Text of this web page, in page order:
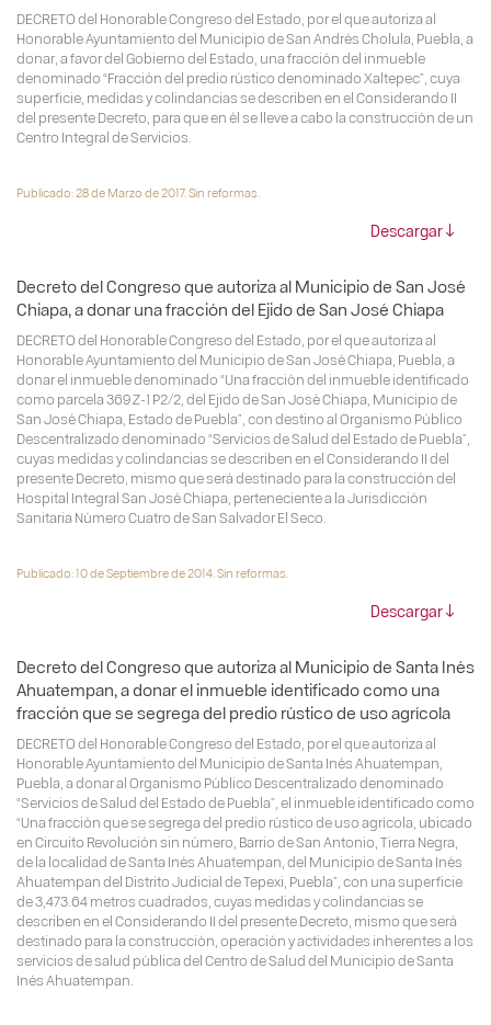
DECRETO del Honorable Congreso del Estado, por el que autoriza al
Honorable Ayuntamiento del Municipio de San Andrés Cholula, Puebla, a
donar, a favor del Gobierno del Estado, una fracción del inmueble
denominado “Fracción del predio rústico denominado Xaltepec”, cuya
superficie, medidas y colindancias se describen en el Considerando II
del presente Decreto, para que en él se lleve a cabo la construcción de un
Centro Integral de Servicios.
Publicado: 28 de Marzo de 2017. Sin reformas.
Descargar
Decreto del Congreso que autoriza al Municipio de San José
Chiapa, a donar una fracción del Ejido de San José Chiapa
DECRETO del Honorable Congreso del Estado, por el que autoriza al
Honorable Ayuntamiento del Municipio de San José Chiapa, Puebla, a
donar el inmueble denominado “Una fracción del inmueble identificado
como parcela 369 Z-1 P2/2, del Ejido de San José Chiapa, Municipio de
San José Chiapa, Estado de Puebla”, con destino al Organismo Público
Descentralizado denominado “Servicios de Salud del Estado de Puebla”,
cuyas medidas y colindancias se describen en el Considerando II del
presente Decreto, mismo que será destinado para la construcción del
Hospital Integral San José Chiapa, perteneciente a la Jurisdicción
Sanitaria Número Cuatro de San Salvador El Seco.
Publicado: 10 de Septiembre de 2014. Sin reformas.
Descargar
Decreto del Congreso que autoriza al Municipio de Santa Inés
Ahuatempan, a donar el inmueble identificado como una
fracción que se segrega del predio rústico de uso agrícola
DECRETO del Honorable Congreso del Estado, por el que autoriza al
Honorable Ayuntamiento del Municipio de Santa Inés Ahuatempan,
Puebla, a donar al Organismo Público Descentralizado denominado
“Servicios de Salud del Estado de Puebla”, el inmueble identificado como
“Una fracción que se segrega del predio rústico de uso agrícola, ubicado
en Circuito Revolución sin número, Barrio de San Antonio, Tierra Negra,
de la localidad de Santa Inés Ahuatempan, del Municipio de Santa Inés
Ahuatempan del Distrito Judicial de Tepexi, Puebla”, con una superficie
de 3,473.64 metros cuadrados, cuyas medidas y colindancias se
describen en el Considerando II del presente Decreto, mismo que será
destinado para la construcción, operación y actividades inherentes a los
servicios de salud pública del Centro de Salud del Municipio de Santa
Inés Ahuatempan.